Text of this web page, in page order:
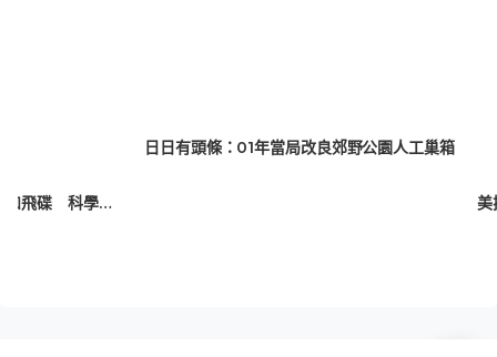
加州千米深海現新品種 最大環冠水母外形如飛碟 科學家15年僅遇10次
日日有頭條：01年當局改良郊野公園人工巢箱